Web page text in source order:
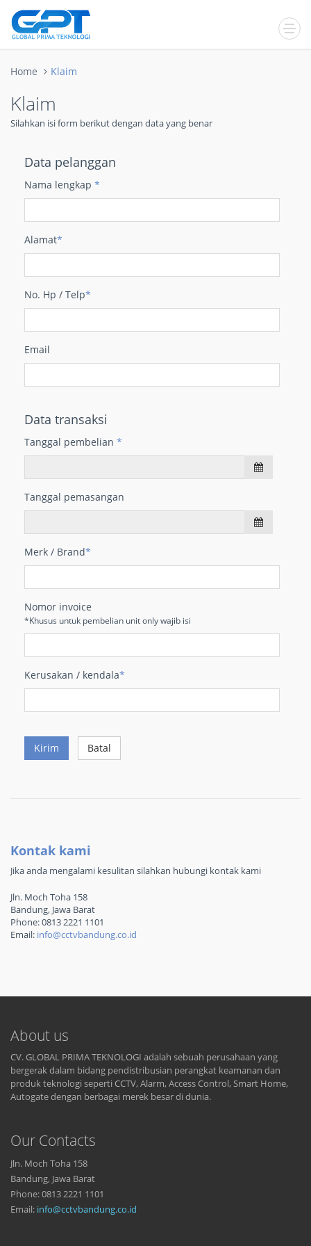
Home Klaim
Klaim
Silahkan isi form berikut dengan data yang benar
Data pelanggan
Nama lengkap *
Alamat*
No. Hp / Telp*
Email
Data transaksi
Tanggal pembelian *
Tanggal pemasangan
Merk / Brand*
Nomor invoice
*Khusus untuk pembelian unit only wajib isi
Kerusakan / kendala*
Kirim Batal
Kontak kami
Jika anda mengalami kesulitan silahkan hubungi kontak kami
Jln. Moch Toha 158
Bandung, Jawa Barat
Phone: 0813 2221 1101
Email: info@cctvbandung.co.id
About us
CV. GLOBAL PRIMA TEKNOLOGI adalah sebuah perusahaan yang
bergerak dalam bidang pendistribusian perangkat keamanan dan
produk teknologi seperti CCTV, Alarm, Access Control, Smart Home,
Autogate dengan berbagai merek besar di dunia.
Our Contacts
Jln. Moch Toha 158
Bandung, Jawa Barat
Phone: 0813 2221 1101
Email: info@cctvbandung.co.id